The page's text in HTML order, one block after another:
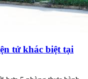
tử khác biệt tại